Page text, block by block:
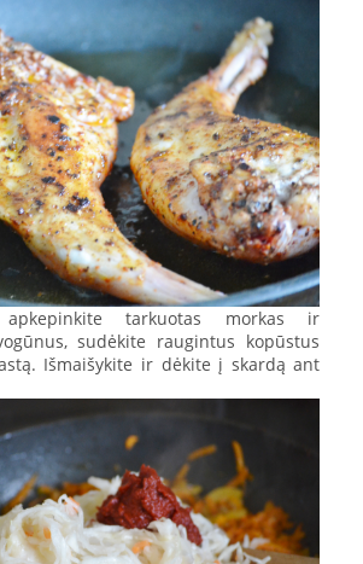
tarkuotas morkas ir
sudėkite raugintus kopūstus
Išmaišykite ir dėkite į skardą ant